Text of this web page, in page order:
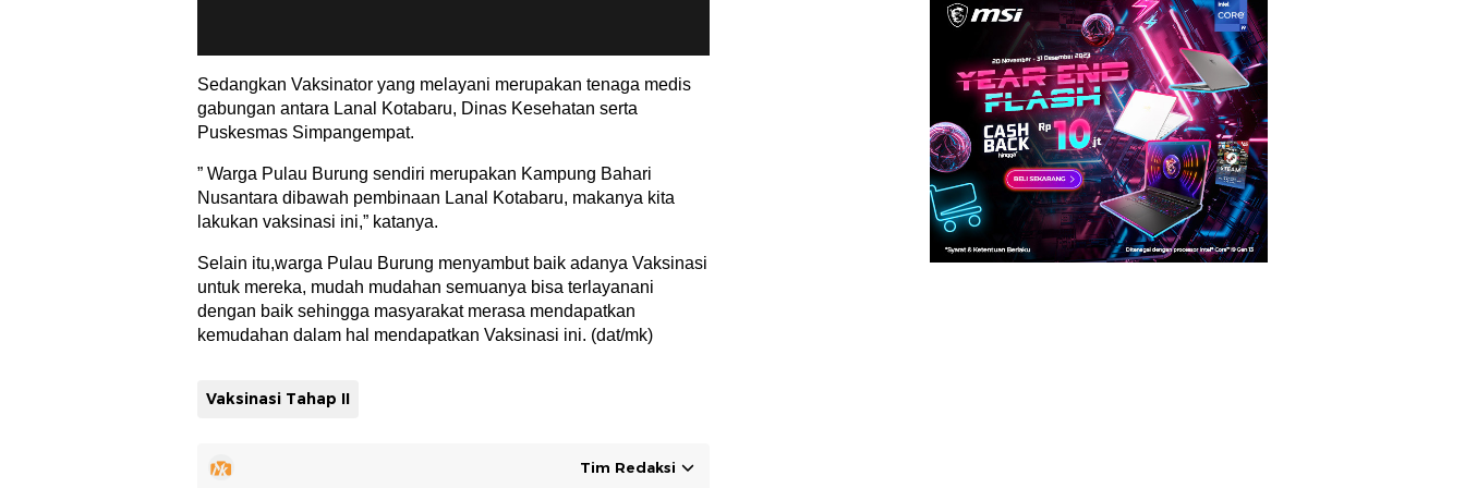
Sedangkan Vaksinator yang melayani merupakan tenaga medis
gabungan antara Lanal Kotabaru, Dinas Kesehatan serta
Puskesmas Simpangempat.
” Warga Pulau Burung sendiri merupakan Kampung Bahari
Nusantara dibawah pembinaan Lanal Kotabaru, makanya kita
lakukan vaksinasi ini,” katanya.
Selain itu,warga Pulau Burung menyambut baik adanya Vaksinasi
untuk mereka, mudah mudahan semuanya bisa terlayanani
dengan baik sehingga masyarakat merasa mendapatkan
kemudahan dalam hal mendapatkan Vaksinasi ini. (dat/mk)
Vaksinasi Tahap II
Tim Redaksi